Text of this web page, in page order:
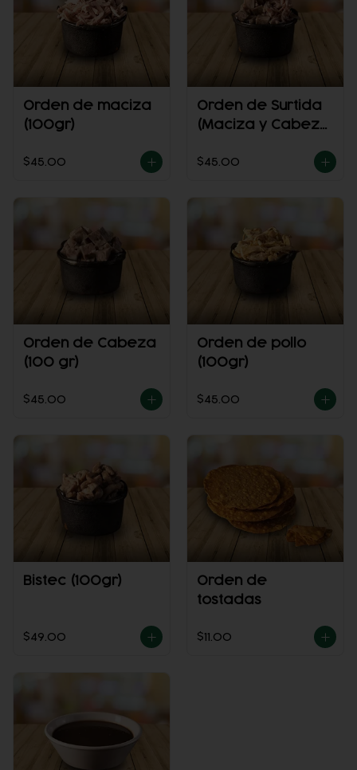
Orden de maciza
(100gr)
$45.00
Orden de Surtida
(Maciza y Cabeza
$45.00
Orden de Cabeza
(100 gr)
$45.00
Orden de pollo
(100gr)
$45.00
Bistec (100gr)
$49.00
Orden de
tostadas
$11.00